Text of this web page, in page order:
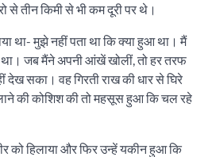
से तीन किमी से भी कम दूरी पर थे।
था- मुझे नहीं पता था कि क्या हुआ था। मैं
था। जब मैंने अपनी आंखें खोलीं, तो हर तरफ
देख सका। वह गिरती राख की धार से घिरे
की कोशिश की तो महसूस हुआ कि चल रहे
को हिलाया और फिर उन्हें यकीन हुआ कि